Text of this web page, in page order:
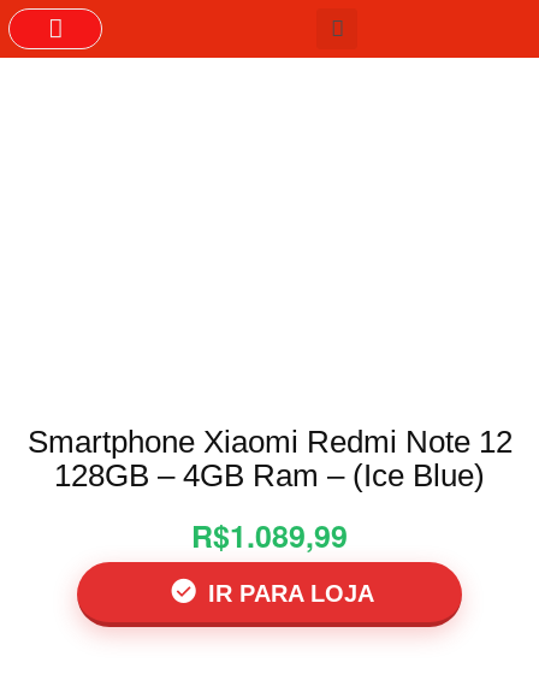
Smartphone Xiaomi Redmi Note 12
128GB – 4GB Ram – (Ice Blue)
R$1.089,99
IR PARA LOJA